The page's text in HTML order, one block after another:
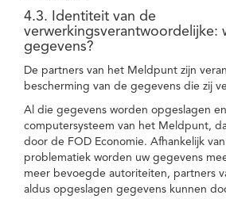
4.3. Identiteit van de
verwerkingsverantwoordelijke:
gegevens?
De partners van het Meldpunt zijn
bescherming van de gegevens die zij
Al die gegevens worden opgeslagen
computersysteem van het Meldpunt,
door de FOD Economie. Afhankelijk
problematiek worden uw gegevens
meer bevoegde autoriteiten, partners
aldus opgeslagen gegevens kunnen